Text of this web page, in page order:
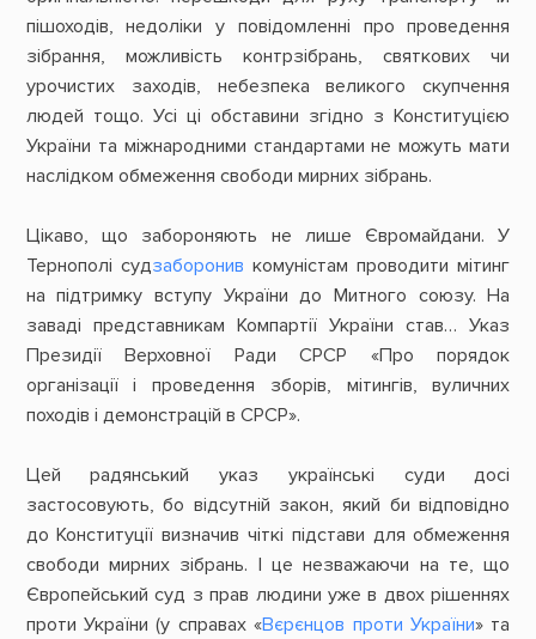
пішоходів, недоліки у повідомленні про проведення
зібрання, можливість контрзібрань, святкових чи
урочистих заходів, небезпека великого скупчення
людей тощо. Усі ці обставини згідно з Конституцією
України та міжнародними стандартами не можуть мати
наслідком обмеження свободи мирних зібрань.
Цікаво, що забороняють не лише Євромайдани. У
Тернополі судзаборонив комуністам проводити мітинг
на підтримку вступу України до Митного союзу. На
заваді представникам Компартії України став… Указ
Президії Верховної Ради СРСР «Про порядок
організації і проведення зборів, мітингів, вуличних
походів і демонстрацій в СРСР».
Цей радянський указ українські суди досі
застосовують, бо відсутній закон, який би відповідно
до Конституції визначив чіткі підстави для обмеження
свободи мирних зібрань. І це незважаючи на те, що
Європейський суд з прав людини уже в двох рішеннях
проти України (у справах «Вєрєнцов проти України» та